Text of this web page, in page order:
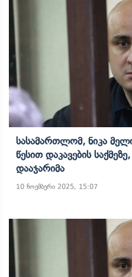
Სასამართლომ, Ნიკა
Წესით Დაკავების
Დააჯარიმა
10 ნოემბერი 2025, 15:07